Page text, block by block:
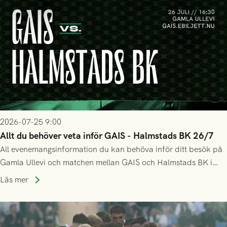
2026-07-25 9:00
Allt du behöver veta inför GAIS - Halmstads BK 26/7
All evenemangsinformation du kan behöva inför ditt besök på
Gamla Ullevi och matchen mellan GAIS och Halmstads BK i
Allsvenskan! Avspark kl 16.30 på söndag 26/7.
Läs mer